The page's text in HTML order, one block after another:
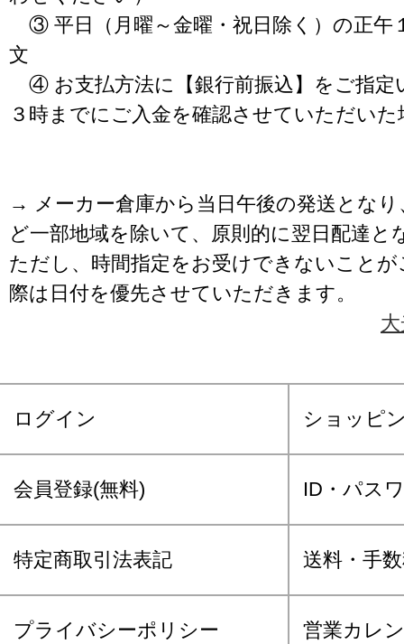
③ 平日（月曜～金曜・祝日除く）の正午
文
④ お支払方法に【銀行前振込】をご指定
３時までにご入金を確認させていただいた
→ メーカー倉庫から当日午後の発送となり
ど一部地域を除いて、原則的に翌日配達と
ただし、時間指定をお受けできないこと
際は日付を優先させていただきます。
ログイン ショッピ
会員登録(無料) ID・パス
特定商取引法表記 送料・手
プライバシーポリシー 営業カレ